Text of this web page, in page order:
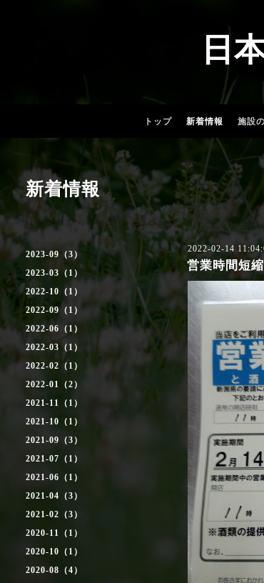
日
トップ 新着情報 施設
2023-09（3）
2023-03（1）
2022-10（1）
2022-09（1）
2022-06（1）
2022-03（1）
2022-02（1）
2022-01（2）
2021-11（1）
2021-10（1）
2021-09（3）
2021-07（1）
2021-06（1）
2021-04（3）
2021-02（3）
2020-11（1）
2020-10（1）
2020-08（4）
新着情報
2022-02-14
営業時間短